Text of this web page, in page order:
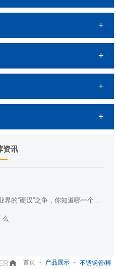
资讯
汉”之争，你知道哪一个更胜一筹吗？
么
首页 - 产品展示 - 不锈钢管/棒